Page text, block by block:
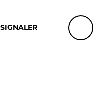
SIGNALER